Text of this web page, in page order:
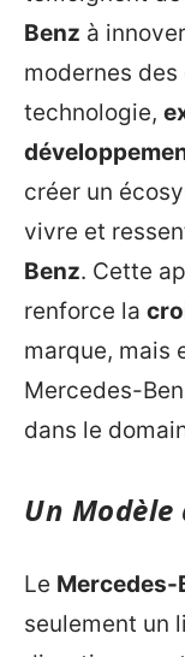
Benz à
modernes
technologie,
créer un
vivre et
Benz. Cette
renforce la
marque, mais
Mercedes-
dans le
Un
Le Mercedes-
seulement un